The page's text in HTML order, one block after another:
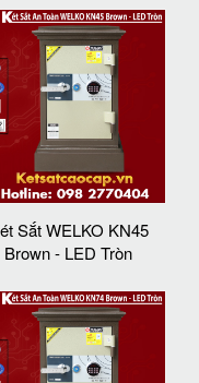
Sắt WELKO KN45
Brown - LED Tròn